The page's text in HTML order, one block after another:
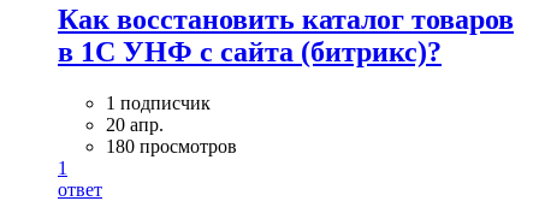
Как восстановить каталог товаров
в 1С УНФ с сайта (битрикс)?
1 подписчик
20 апр.
180 просмотров
1
ответ